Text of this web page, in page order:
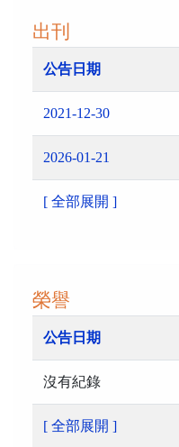
出刊
公告日期
2021-12-30
2026-01-21
[ 全部展開 ]
榮譽
公告日期
沒有紀錄
[ 全部展開 ]